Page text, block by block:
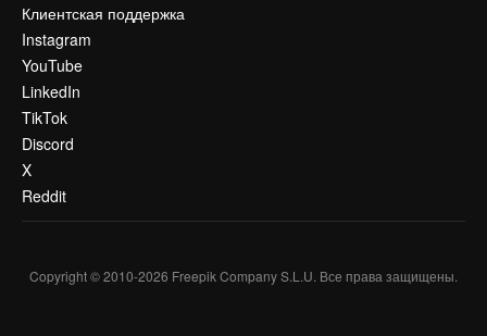
Клиентская поддержка
Instagram
YouTube
LinkedIn
TikTok
Discord
X
Reddit
Copyright © 2010-2026 Freepik Company S.L.U. Все права защищены.